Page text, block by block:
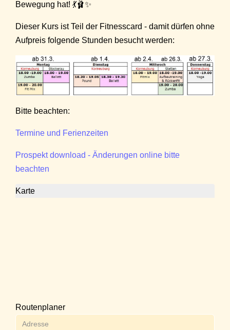
Bewegung hat! 💃🩰✨
Dieser Kurs ist Teil der Fitnesscard - damit dürfen ohne
Aufpreis folgende Stunden besucht werden:
Bitte beachten:
Termine und Ferienzeiten
Prospekt download - Änderungen online bitte
beachten
Karte
Routenplaner